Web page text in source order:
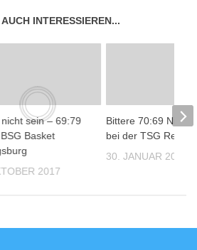
INTERESSIEREN...
nicht sein – 69:79
Basket
2017
Bittere 70:69
bei der TSG
30. JANUAR 2018